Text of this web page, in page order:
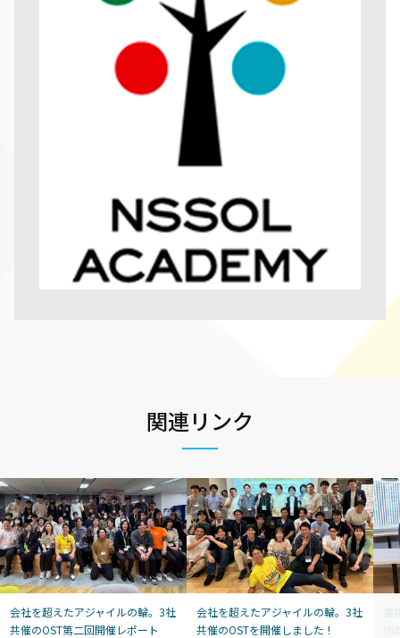
関連リンク
会社を超えたアジャイルの輪。3社
共催のOST第二回開催レポート
会社を超えたアジャイルの輪。3社
共催のOSTを開催しました！
農
術